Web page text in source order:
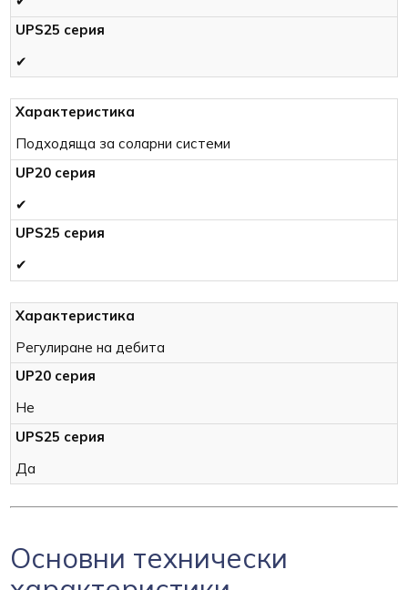
✔
Подходяща за соларни системи
✔
✔
Регулиране на дебита
Не
Да
Основни технически